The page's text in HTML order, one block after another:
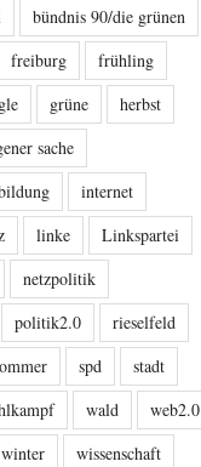
bündnis 90/die grünen
freiburg
frühling
grüne
herbst
sache
internet
linke
Linkspartei
netzpolitik
politik2.0
rieselfeld
spd
stadt
wald
web2.0
winter wissenschaft